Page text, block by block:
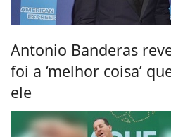
Antonio Banderas
foi a ‘melhor coisa’
ele